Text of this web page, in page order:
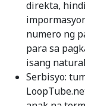
direkta,
numero ng
para sa
isang
Serbisyo: